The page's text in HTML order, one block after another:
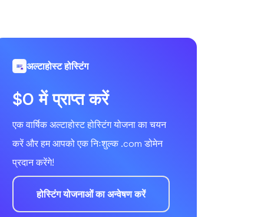
अल्टाहोस्ट होस्टिंग
$0 में प्राप्त करें
एक वार्षिक अल्टाहोस्ट होस्टिंग योजना का चयन
करें और हम आपको एक निःशुल्क .com डोमेन
प्रदान करेंगे!
होस्टिंग योजनाओं का अन्वेषण करें